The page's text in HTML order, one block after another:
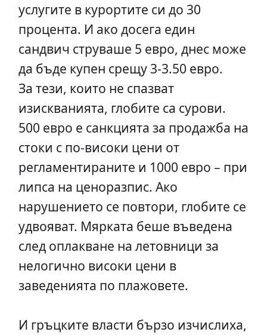
услугите в курортите си до 30
процента. И ако досега един
сандвич струваше 5 евро, днес може
да бъде купен срещу 3-3.50 евро.
За тези, които не спазват
изискванията, глобите са сурови.
500 евро е санкцията за продажба на
стоки с по-високи цени от
регламентираните и 1000 евро – при
липса на ценоразпис. Ако
нарушението се повтори, глобите се
удвояват. Мярката беше въведена
след оплакване на летовници за
нелогично високи цени в
заведенията по плажовете.
И гръцките власти бързо изчислиха,